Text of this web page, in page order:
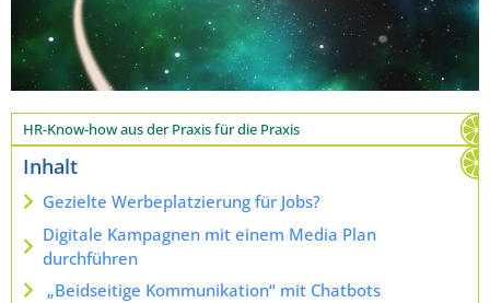
HR-Know-how aus der Praxis für die Praxis
Inhalt
Gezielte Werbeplatzierung für Jobs?
Digitale Kampagnen mit einem Media Plan
durchführen
„Beidseitige Kommunikation“ mit Chatbots